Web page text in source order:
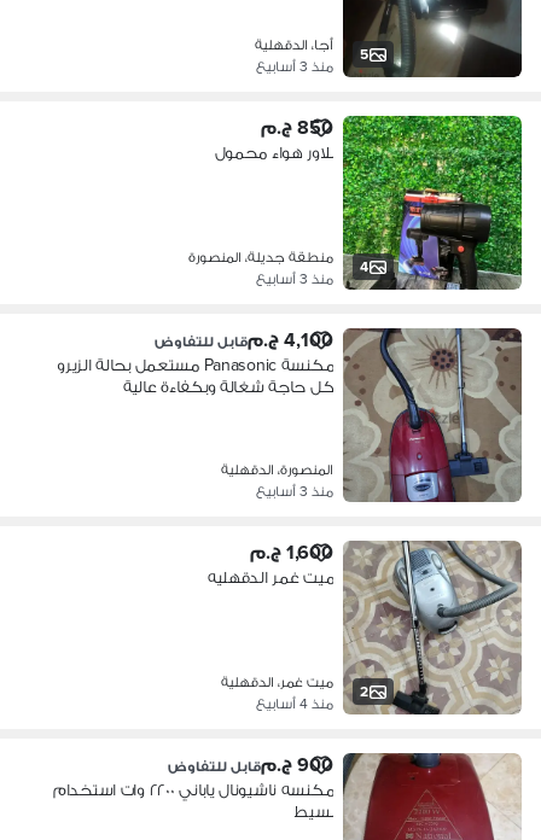
5
أجا، الدقهلية
منذ 3 أسابيع
4
850 ج.م
بلاور هواء محمول
منطقة جديلة، المنصورة
منذ 3 أسابيع
4,100 ج.م قابل للتفاوض
مكنسة Panasonic مستعمل بحالة الزيرو
كل حاجة شغالة وبكفاءة عالية
المنصورة، الدقهلية
منذ 3 أسابيع
2
1,600 ج.م
ميت غمر الدقهليه
ميت غمر، الدقهلية
منذ 4 أسابيع
900 ج.م قابل للتفاوض
مكنسه ناشيونال ياباني ٢٢٠٠ وات استخدام
بسيط